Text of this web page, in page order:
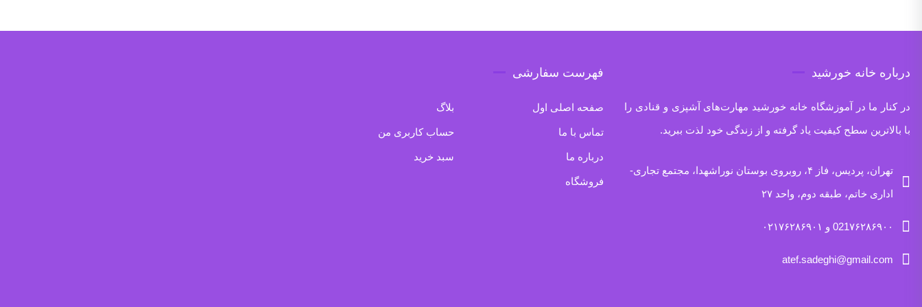
درباره خانه خورشید
در کنار ما در آموزشگاه خانه خورشید مهارت‌های آشپزی و قنادی را
با بالاترین سطح کیفیت یاد گرفته و از زندگی خود لذت ببرید.
تهران، پردیس، فاز ۴، روبروی بوستان نوراشهدا، مجتمع تجاری-
اداری خاتم، طبقه دوم، واحد ۲۷
021۷۶۲۸۶۹۰۰ و ۰۲۱۷۶۲۸۶۹۰۱
atef.sadeghi@gmail.com
فهرست سفارشی
صفحه اصلی اول بلاگ
تماس با ما حساب کاربری من
درباره ما سبد خرید
فروشگاه